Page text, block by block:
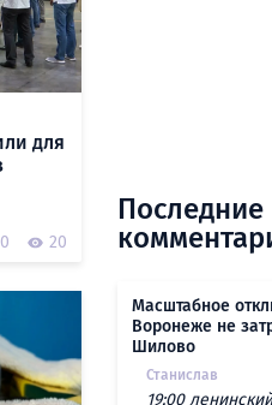
для
0 20
Последние
Масштабное
Воронеже не
Шилово
Станислав
19:00